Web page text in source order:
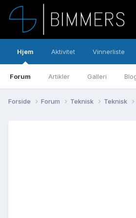
Hjem
Forum Artikler Galleri
Aktivitet Vinnerliste
Forside Forum Teknisk Teknisk